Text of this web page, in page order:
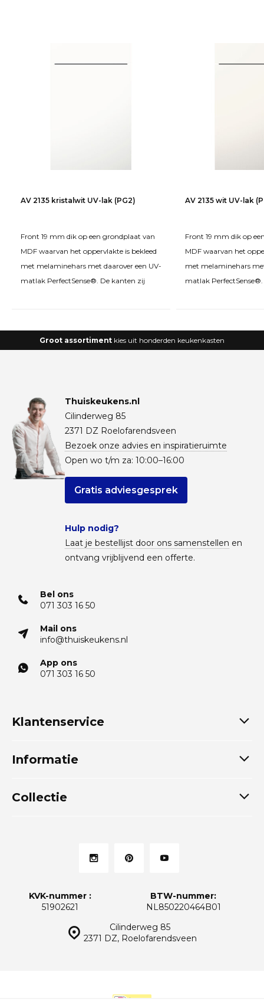
AV 2135 kristalwit UV-lak (PG2)
Front 19 mm dik op een grondplaat van
MDF waarvan het oppervlakte is bekleed
met melaminehars met daarover een UV-
matlak PerfectSense®. De kanten zij
AV 2135 wit UV-lak
Front 19 mm dik op
MDF waarvan het
met melaminehars
matlak
Groot assortiment kies uit honderden keukenkasten
Thuiskeukens.nl
Cilinderweg 85
2371 DZ Roelofarendsveen
Bezoek onze advies en inspiratieruimte
Open wo t/m za: 10:00–16:00
Gratis adviesgesprek
Hulp nodig?
Laat je bestellijst door ons samenstellen en
ontvang vrijblijvend een offerte.
Bel ons
071 303 16 50
Mail ons
info@thuiskeukens.nl
App ons
071 303 16 50
Klantenservice
Informatie
Collectie
Cilinderweg 85
2371 DZ, Roelofarendsveen
KVK-nummer :
51902621
BTW-nummer:
NL850220464B01